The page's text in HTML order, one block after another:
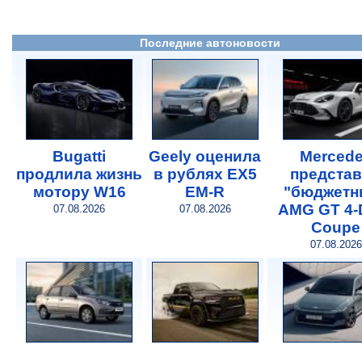
Последние автоновости
Bugatti
продлила жизнь
мотору W16
07.08.2026
Geely оценила
в рублях EX5
EM-R
07.08.2026
AMG GT
Coupe
07.08.2026